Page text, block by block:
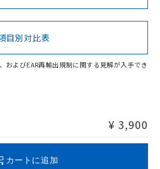
Cd Cr(VI)
する可能性があります。
製品の規格認証/適合状況ページへ
ちらのページからご検索ください
目別対比表
およびEAR再輸出規制に関する見解が入手でき
¥ 3,900
カートに追加